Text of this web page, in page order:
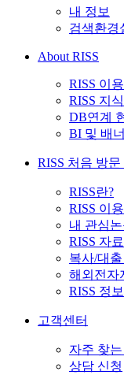
내 정보
검색환경
About RISS
RISS 이
RISS 지
DB연계
BI 및 배
RISS 처음 방문
RISS란?
RISS 이
내 관심
RISS 자
복사/대
해외전자
RISS 정
고객센터
자주 찾
상담 신청